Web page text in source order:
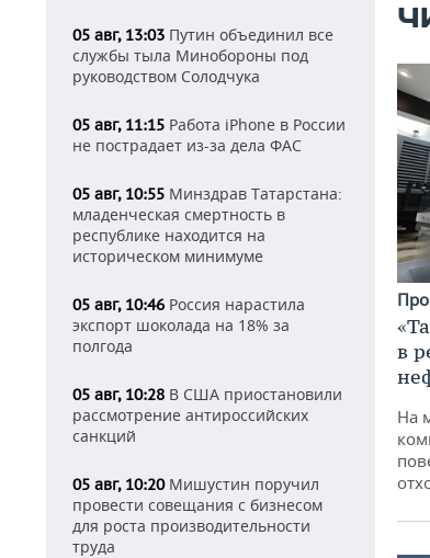
05 авг, 13:03 Путин объединил все
службы тыла Минобороны под
руководством Солодчука
05 авг, 11:15 Работа iPhone в России
не пострадает из-за дела ФАС
05 авг, 10:55 Минздрав Татарстана:
младенческая смертность в
республике находится на
историческом минимуме
05 авг, 10:46 Россия нарастила
экспорт шоколада на 18% за
полгода
05 авг, 10:28 В США приостановили
рассмотрение антироссийских
санкций
05 авг, 10:20Мишустин поручил
провести совещания с бизнесом
для роста производительности
труда
в
На